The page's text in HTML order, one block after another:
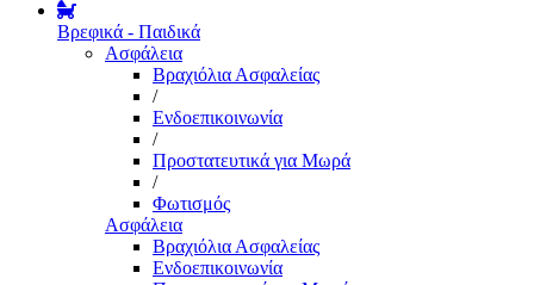
Βρεφικά - Παιδικά
Ασφάλεια
Βραχιόλια Ασφαλείας
/
Ενδοεπικοινωνία
/
Προστατευτικά για Μωρά
/
Φωτισμός
Ασφάλεια
Βραχιόλια Ασφαλείας
Ενδοεπικοινωνία